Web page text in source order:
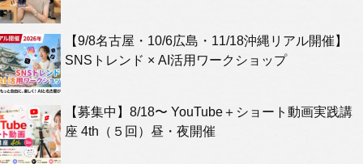
【9/8名古屋・10/6広島・11/18沖縄リアル開催】
SNSトレンド × AI活用ワークショップ
【募集中】8/18〜 YouTube＋ショート動画実践講
座 4th（５回）昼・夜開催